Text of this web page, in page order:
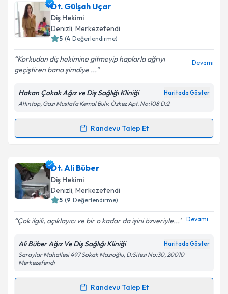
Dt. Melek Çoban Göçtü
oluşturun. Size bu uzmandan randevu almanız için bir
takvim hazırlandığında e-posta ile bilgilendireceğiz.
Kişisel verilerimin işlenmesine ilişkin
Aydınlatma
Metni'ni okudum ve kişisel verilerimin belirtilen
kapsamda işlenmesini kabul ediyorum.
Dt. Gülşah Uçar
Diş Hekimi
Denizli, Merkezefendi
5 (4 Değerlendirme)
Korkudan diş hekimine gitmeyip haplarla ağrıyı
geçiştiren bana şimdiye ...
Devamı
Hakan Çokak Ağız ve Diş Sağlığı Kliniği Haritada Göster
Altıntop, Gazi Mustafa Kemal Bulv. Özkez Apt. No:108 D:2
Randevu Talep Et
Randevu Takvimi Talebi
Dt. Gülşah Uçariçin randevu takvimi talebi oluşturun.
Size bu uzmandan randevu almanız için bir takvim
hazırlandığında e-posta ile bilgilendireceğiz.
Kişisel verilerimin işlenmesine ilişkinAydınlatma
Metni
kapsamda işlenmesini kabul ediyorum.
Dt. Ali Büber
Diş Hekimi
Denizli, Merkezefendi
5 (9 Değerlendirme)
Çok ilgili, açıklayıcı ve bir o kadar da işini özveriyle... Devamı
Ali Büber Ağız Ve Diş Sağlığı Kliniği Haritada Göster
Saraylar Mahallesi 497 Sokak Mazıoğlu, D:Sitesi No:30, 20010
Merkezefendi
Randevu Talep Et